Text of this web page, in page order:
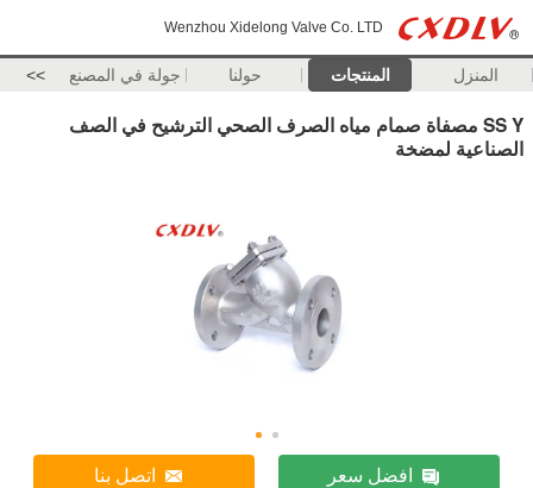
Wenzhou Xidelong Valve Co. LTD
المنزل المنتجات حولنا جولة في المصنع >>
SS Y مصفاة صمام مياه الصرف الصحي الترشيح في الصف
الصناعية لمضخة
افضل سعر اتصل بنا